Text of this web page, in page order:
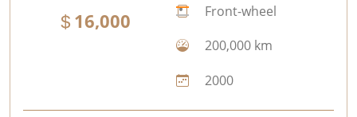
16,000
Front-wheel
200,000 km
2000